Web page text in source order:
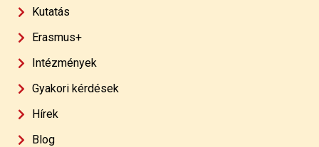
Kutatás
Erasmus+
Intézmények
Gyakori kérdések
Hírek
Blog